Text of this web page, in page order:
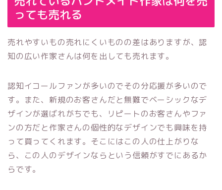
っても売れる
売れやすいもの売れにくいものの差はありますが、認
知の広い作家さんは何を出しても売れます。
認知イコールファンが多いのでその分応援が多いので
す。また、新規のお客さんだと無難でベーシックなデ
ザインが選ばれがちでも、リピートのお客さんやファ
ンの方だと作家さんの個性的なデザインでも興味を持
って買ってくれます。そこにはこの人の仕上がりな
ら、この人のデザインならという信頼がすでにあるか
らです。